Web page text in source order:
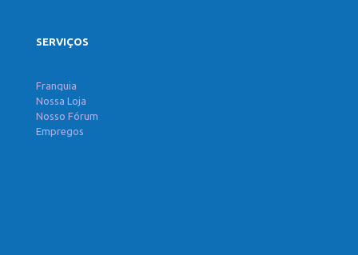
SERVIÇOS
Franquia
Nossa Loja
Nosso Fórum
Empregos